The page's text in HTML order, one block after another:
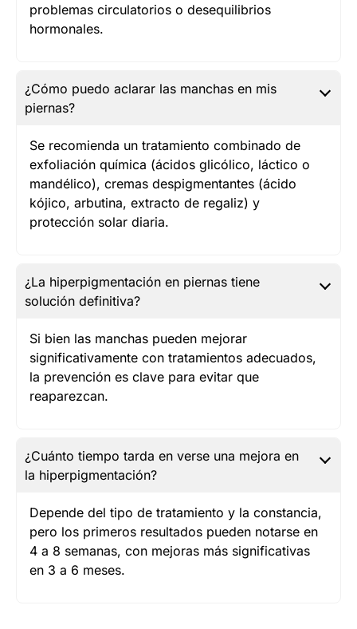
problemas circulatorios o desequilibrios
hormonales.
¿Cómo puedo aclarar las manchas en mis
piernas?
Se recomienda un tratamiento combinado de
exfoliación química (ácidos glicólico, láctico o
mandélico), cremas despigmentantes (ácido
kójico, arbutina, extracto de regaliz) y
protección solar diaria.
¿La hiperpigmentación en piernas tiene
solución definitiva?
Si bien las manchas pueden mejorar
significativamente con tratamientos adecuados,
la prevención es clave para evitar que
reaparezcan.
¿Cuánto tiempo tarda en verse una mejora en
la hiperpigmentación?
Depende del tipo de tratamiento y la constancia,
pero los primeros resultados pueden notarse en
4 a 8 semanas, con mejoras más significativas
en 3 a 6 meses.